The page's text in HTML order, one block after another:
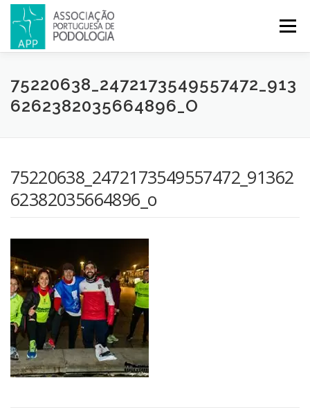
Menu
APP PODOLOGIA LICENCIATURA EM PODOLOGIA
CONGRESSOS REVISTA CONTACTOS
75220638_2472173549557472_913
6262382035664896_O
75220638_2472173549557472_91362
62382035664896_o